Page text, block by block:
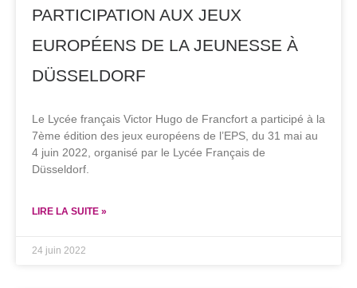
PARTICIPATION AUX JEUX
EUROPÉENS DE LA JEUNESSE À
DÜSSELDORF
Le Lycée français Victor Hugo de Francfort a participé à la
7ème édition des jeux européens de l’EPS, du 31 mai au
4 juin 2022, organisé par le Lycée Français de
Düsseldorf.
LIRE LA SUITE »
24 juin 2022